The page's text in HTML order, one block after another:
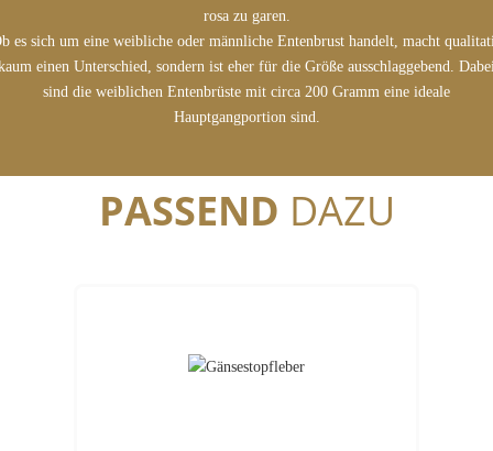
rosa zu garen.
es sich um eine weibliche oder männliche Entenbrust handelt, macht
einen Unterschied, sondern ist eher für die Größe ausschlaggebend.
sind die weiblichen Entenbrüste mit circa 200 Gramm eine ideale
Hauptgangportion sind.
PASSEND DAZU